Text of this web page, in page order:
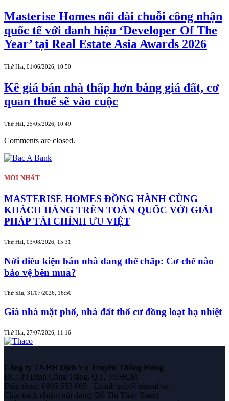
Masterise Homes nối dài chuỗi công nhận
quốc tế với danh hiệu ‘Developer Of The
Year’ tại Real Estate Asia Awards 2026
Thứ Hai, 01/06/2026, 10:50
Kê giá bán nhà thấp hơn bảng giá đất, cơ
quan thuế sẽ vào cuộc
Thứ Hai, 25/05/2026, 10:49
Comments are closed.
MỚI NHẤT
MASTERISE HOMES ĐỒNG HÀNH CÙNG
KHÁCH HÀNG TRÊN TOÀN QUỐC VỚI GIẢI
PHÁP TÀI CHÍNH ƯU VIỆT
Thứ Hai, 03/08/2026, 15:31
Nới điều kiện bán nhà đang thế chấp: Cơ chế nào
bảo vệ bên mua?
Thứ Sáu, 31/07/2026, 16:50
Giá nhà mặt phố, nhà đất thổ cư đồng loạt hạ nhiệt
Thứ Hai, 27/07/2026, 11:16
Công ty TNHH Dịch Vụ Truyền Thông Hưng
ĐC: 39 Đinh Công Tráng, Q.1, TP.HCM
Điện thoại: 0985 553 665 - Email: info@bizreal.vn
Chịu trách nhiệm nội dung: Đỗ Thị Thùy Trang